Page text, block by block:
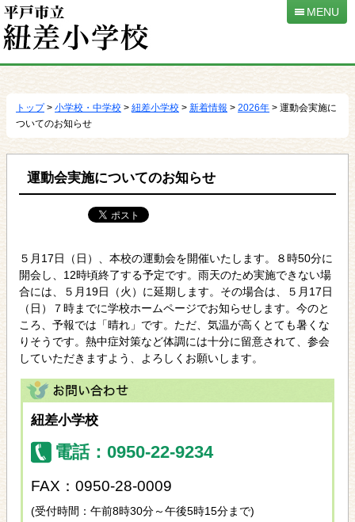
動
MENU
トップ> 小学校・中学校 > 紐差小学校 > 新着情報 > 2026年 > 運動会実施に
ついてのお知らせ
運動会実施についてのお知らせ
５月17日（日）、本校の運動会を開催いたします。８時50分に
開会し、12時頃終了する予定です。雨天のため実施できない場
合には、５月19日（火）に延期します。その場合は、５月17日
（日）７時までに学校ホームページでお知らせします。今のと
ころ、予報では「晴れ」です。ただ、気温が高くとても暑くな
りそうです。熱中症対策など体調には十分に留意されて、参会
していただきますよう、よろしくお願いします。
紐差小学校
電話：0950-22-9234
FAX：0950-28-0009
(受付時間：午前8時30分～午後5時15分まで)